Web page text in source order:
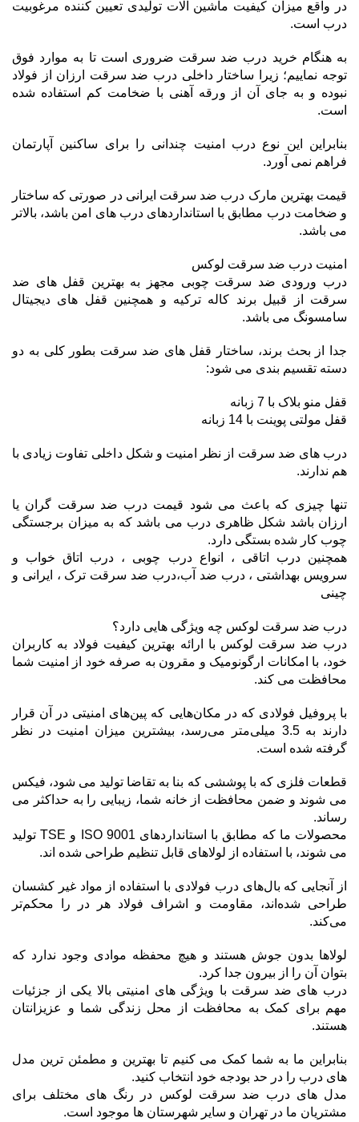
در واقع میزان کیفیت ماشین آلات تولیدی تعیین کننده مرغوبیت
درب است.
به هنگام خرید درب ضد سرقت ضروری است تا به موارد فوق
توجه نماییم؛ زیرا ساختار داخلی درب ضد سرقت ارزان از فولاد
نبوده و به جای آن از ورقه آهنی با ضخامت کم استفاده شده
است.
بنابراین این نوع درب امنیت چندانی را برای ساکنین آپارتمان
فراهم نمی آورد.
قیمت بهترین مارک درب ضد سرقت ایرانی در صورتی که ساختار
و ضخامت درب مطابق با استانداردهای درب های امن باشد، بالاتر
می باشد.
امنیت درب ضد سرقت لوکس
درب ورودی ضد سرقت چوبی مجهز به بهترین قفل های ضد
سرقت از قبیل برند کاله ترکیه و همچنین قفل های دیجیتال
سامسونگ می باشد.
جدا از بحث برند، ساختار قفل های ضد سرقت بطور کلی به دو
دسته تقسیم بندی می شود:
قفل منو بلاک با 7 زبانه
قفل مولتی پوینت با 14 زبانه
درب های ضد سرقت از نظر امنیت و شکل داخلی تفاوت زیادی با
هم ندارند.
تنها چیزی که باعث می شود قیمت درب ضد سرقت گران یا
ارزان باشد شکل ظاهری درب می باشد که به میزان برجستگی
چوب کار شده بستگی دارد.
همچنین درب اتاقی ، انواع درب چوبی ، درب اتاق خواب و
سرویس بهداشتی ، درب ضد آب،درب ضد سرقت ترک ، ایرانی و
چینی
درب ضد سرقت لوکس چه ویژگی هایی دارد؟
درب ضد سرقت لوکس با ارائه بهترین کیفیت فولاد به کاربران
خود، با امکانات ارگونومیک و مقرون به صرفه خود از امنیت شما
محافظت می کند.
با پروفیل فولادی که در مکان‌هایی که پین‌های امنیتی در آن قرار
دارند به 3.5 میلی‌متر می‌رسد، بیشترین میزان امنیت در نظر
گرفته شده است.
قطعات فلزی که با پوششی که بنا به تقاضا تولید می شود، فیکس
می شوند و ضمن محافظت از خانه شما، زیبایی را به حداکثر می
رساند.
محصولات ما که مطابق با استانداردهای ISO 9001 و TSE تولید
می شوند، با استفاده از لولاهای قابل تنظیم طراحی شده اند.
از آنجایی که بال‌های درب فولادی با استفاده از مواد غیر کشسان
طراحی شده‌اند، مقاومت و اشراف فولاد هر در را محکم‌تر
می‌کند.
لولاها بدون جوش هستند و هیچ محفظه موادی وجود ندارد که
بتوان آن را از بیرون جدا کرد.
درب های ضد سرقت با ویژگی های امنیتی بالا یکی از جزئیات
مهم برای کمک به محافظت از محل زندگی شما و عزیزانتان
هستند.
بنابراین ما به شما کمک می کنیم تا بهترین و مطمئن ترین مدل
های درب را در حد بودجه خود انتخاب کنید.
مدل های درب ضد سرقت لوکس در رنگ های مختلف برای
مشتریان ما در تهران و سایر شهرستان ها موجود است.